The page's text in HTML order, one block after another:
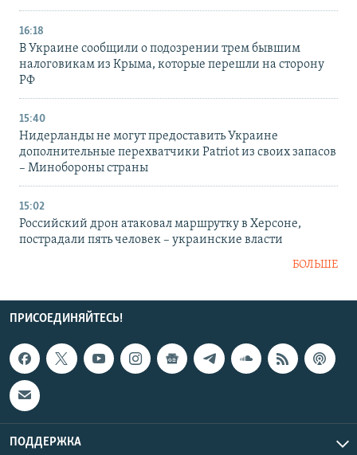
16:18
В Украине сообщили о подозрении трем бывшим
налоговикам из Крыма, которые перешли на сторону
РФ
15:40
Нидерланды не могут предоставить Украине
дополнительные перехватчики Patriot из своих запасов
– Минобороны страны
15:02
Российский дрон атаковал маршрутку в Херсоне,
пострадали пять человек – украинские власти
БОЛЬШЕ
ПРИСОЕДИНЯЙТЕСЬ!
ПОДДЕРЖКА